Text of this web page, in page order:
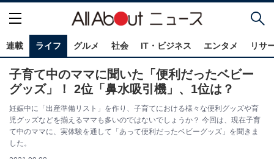
連載 ライフ グルメ 社会 IT・ビジネス エンタメ リサ
子育て中のママに聞いた「便利だったベビー
グッズ」！ 2位「鼻水吸引機」、1位は？
妊娠中に「出産準備リスト」を作り、子育てにおける様々な便利グッズや育
児グッズなどを揃えるママも多いのではないでしょうか？ 今回は、現在子育
て中のママに、実体験を通して「あって便利だったベビーグッズ」を聞きま
した。